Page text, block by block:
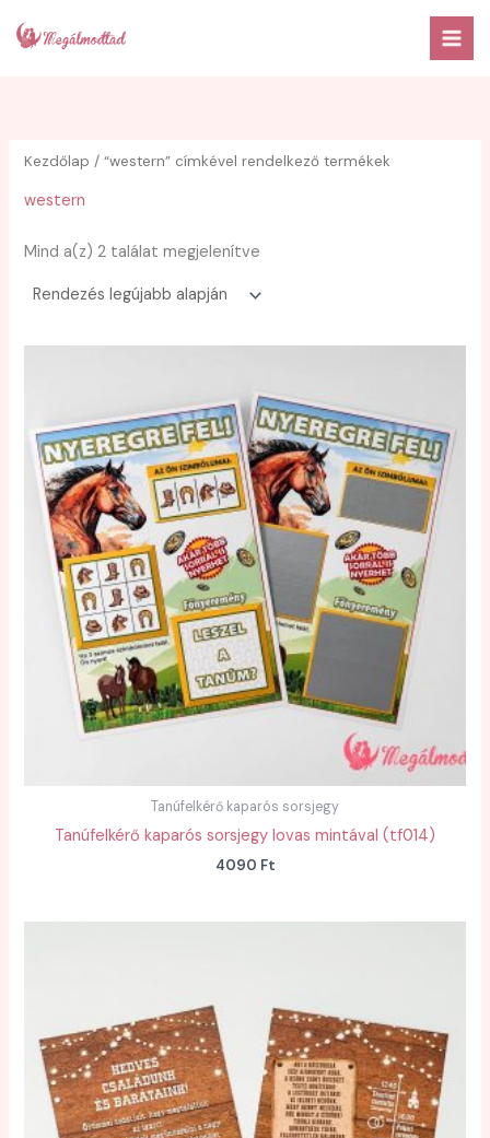
Kezdőlap / “western” címkével rendelkező termékek
western
Mind a(z) 2 találat megjelenítve
Tanúfelkérő kaparós sorsjegy
Tanúfelkérő kaparós sorsjegy lovas mintával (tf014)
4090 Ft